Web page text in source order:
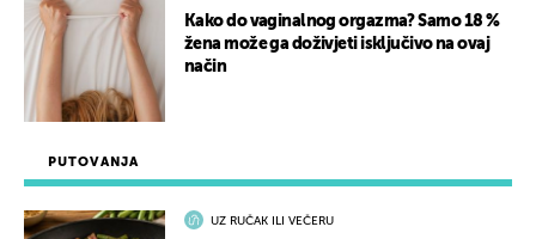
PUTOVANJA
UZ RUČAK ILI VEČERU
Kako do vaginalnog orgazma? Samo 18 %
žena može ga doživjeti isključivo na ovaj
način